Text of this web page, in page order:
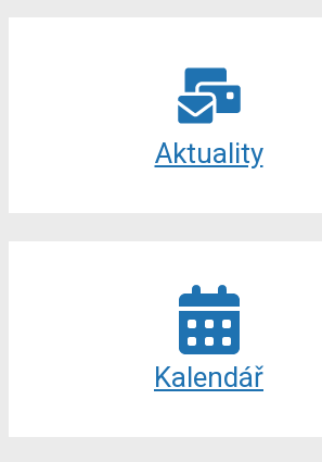
Aktuality
Kalendář